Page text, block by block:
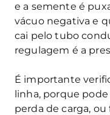
e a semente é
vácuo negativa e
cai pelo tubo
regulagem é a
É importante
linha, porque pode
perda de carga,